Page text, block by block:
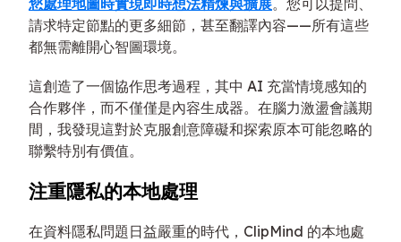
請求特定節點的更多細節，甚至翻譯內容——所有這些
都無需離開心智圖環境。
這創造了一個協作思考過程，其中 AI 充當情境感知的
合作夥伴，而不僅僅是內容生成器。在腦力激盪會議期
間，我發現這對於克服創意障礙和探索原本可能忽略的
聯繫特別有價值。
注重隱私的本地處理
在資料隱私問題日益嚴重的時代，ClipMind 的本地處